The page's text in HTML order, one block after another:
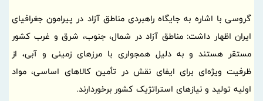
گروسی با اشاره به جایگاه راهبردی مناطق آزاد در پیرامون جغرافیای
ایران اظهار داشت: مناطق آزاد در شمال، جنوب، شرق و غرب کشور
مستقر هستند و به دلیل همجواری با مرزهای زمینی و آبی، از
ظرفیت ویژه‌ای برای ایفای نقش در تأمین کالاهای اساسی، مواد
اولیه تولید و نیازهای استراتژیک کشور برخوردارند.